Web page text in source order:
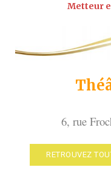
Metteur
6, rue
RETROUVEZ